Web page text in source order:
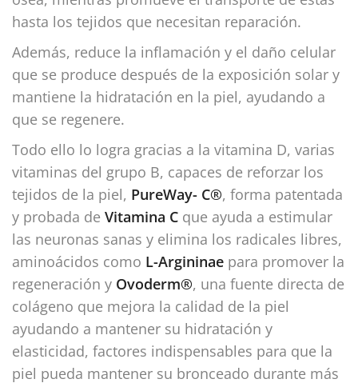
hasta los tejidos que necesitan reparación.
Además, reduce la inflamación y el daño celular
que se produce después de la exposición solar y
mantiene la hidratación en la piel, ayudando a
que se regenere.
Todo ello lo logra gracias a la vitamina D, varias
vitaminas del grupo B, capaces de reforzar los
tejidos de la piel, PureWay- C®️, forma patentada
y probada de Vitamina C que ayuda a estimular
las neuronas sanas y elimina los radicales libres,
aminoácidos como L-Argininae para promover la
regeneración y Ovoderm®️, una fuente directa de
colágeno que mejora la calidad de la piel
ayudando a mantener su hidratación y
elasticidad, factores indispensables para que la
piel pueda mantener su bronceado durante más